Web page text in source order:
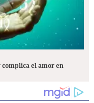
el amor en